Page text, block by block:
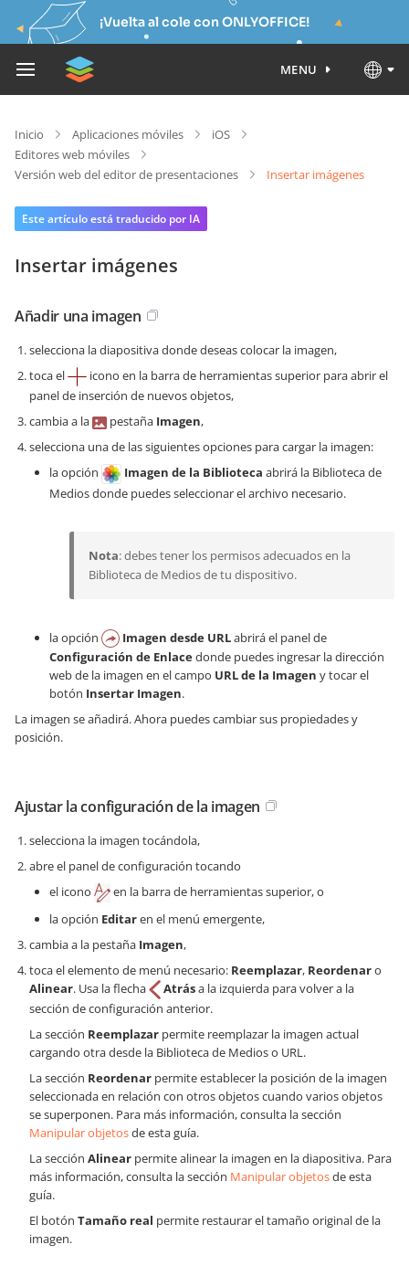
¡Vuelta al cole con ONLYOFFICE!
MENU
Inicio Aplicaciones móviles
iOS
Editores web móviles
Versión web del editor de presentaciones
Insertar imágenes
Este artículo está traducido por IA
Insertar imágenes
Añadir una imagen
selecciona la diapositiva donde deseas colocar la imagen,
toca el
icono en la barra de herramientas superior para abrir el
panel de inserción de nuevos objetos,
cambia a la
pestaña Imagen,
selecciona una de las siguientes opciones para cargar la imagen:
la opción
Imagen de la Biblioteca abrirá la Biblioteca de
Medios donde puedes seleccionar el archivo necesario.
Nota: debes tener los permisos adecuados en la
Biblioteca de Medios de tu dispositivo.
la opción Imagen desde URLabrirá el panel de
Configuración de Enlacedonde puedes ingresar la dirección
web de la imagen en el campo URL de la Imagen y tocar el
botón Insertar Imagen.
La imagen se añadirá. Ahora puedes cambiar sus propiedades y
posición.
Ajustar la configuración de la imagen
selecciona la imagen tocándola,
abre el panel de configuración tocando
el icono
en la barra de herramientas superior, o
la opción Editaren el menú emergente,
cambia a la pestaña Imagen,
toca el elemento de menú necesario: Reemplazar, Reordenaro
Alinear. Usa la flecha Atrása la izquierda para volver a la
sección de configuración anterior.
La sección Reemplazar permite reemplazar la imagen actual
cargando otra desde la Biblioteca de Medios o URL.
La sección Reordenar permite establecer la posición de la imagen
seleccionada en relación con otros objetos cuando varios objetos
se superponen. Para más información, consulta la sección
Manipular objetosde esta guía.
La sección Alinear permite alinear la imagen en la diapositiva. Para
más información, consulta la sección Manipular objetosde esta
guía.
El botón Tamaño real permite restaurar el tamaño original de la
imagen.